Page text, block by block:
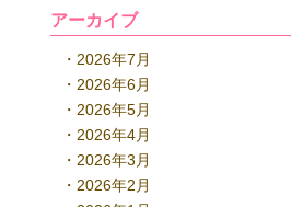
アーカイブ
2026年7月
2026年6月
2026年5月
2026年4月
2026年3月
2026年2月